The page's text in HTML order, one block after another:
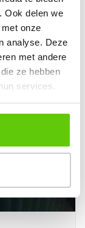
Ook delen we
onze
analyse. Deze
met andere
ze hebben
services.